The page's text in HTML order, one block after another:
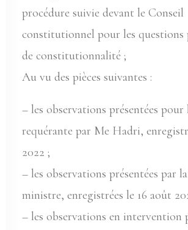
procédure suivie devant le Conseil
constitutionnel pour les
de constitutionnalité ;
Au vu des pièces suivantes :
– les observations présentées pour
requérante par Me Hadri,
2022 ;
– les observations présentées par
ministre, enregistrées le 16 août
– les observations en intervention